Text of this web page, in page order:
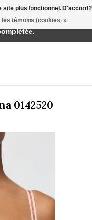
0142520
site plus fonctionnel. D'accord?
les témoins (cookies) »
commande passée